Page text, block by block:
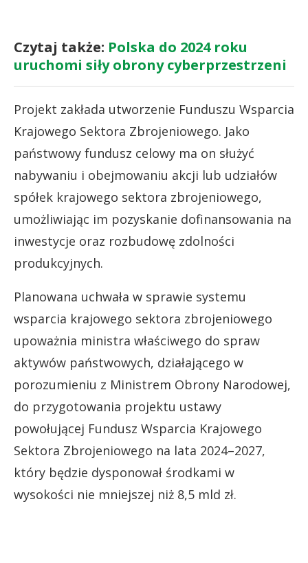
Czytaj także: Polska do 2024 roku
uruchomi siły obrony cyberprzestrzeni
Projekt zakłada utworzenie Funduszu Wsparcia
Krajowego Sektora Zbrojeniowego. Jako
państwowy fundusz celowy ma on służyć
nabywaniu i obejmowaniu akcji lub udziałów
spółek krajowego sektora zbrojeniowego,
umożliwiając im pozyskanie dofinansowania na
inwestycje oraz rozbudowę zdolności
produkcyjnych.
Planowana uchwała w sprawie systemu
wsparcia krajowego sektora zbrojeniowego
upoważnia ministra właściwego do spraw
aktywów państwowych, działającego w
porozumieniu z Ministrem Obrony Narodowej,
do przygotowania projektu ustawy
powołującej Fundusz Wsparcia Krajowego
Sektora Zbrojeniowego na lata 2024–2027,
który będzie dysponował środkami w
wysokości nie mniejszej niż 8,5 mld zł.